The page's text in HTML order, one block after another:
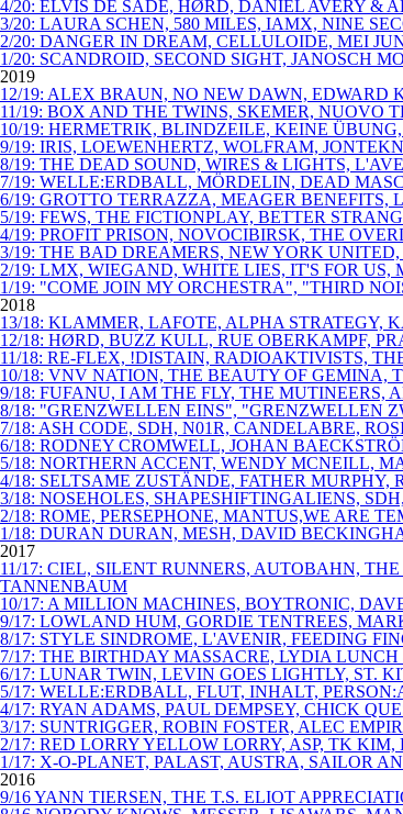
4/20: ELVIS DE SADE, HØRD, DANIEL AVERY &
3/20: LAURA SCHEN, 580 MILES, IAMX, NINE
2/20: DANGER IN DREAM, CELLULOIDE, MEI
1/20: SCANDROID, SECOND SIGHT, JANOSCH
2019
12/19: ALEX BRAUN, NO NEW DAWN, EDWARD
11/19: BOX AND THE TWINS, SKEMER, NUOVO
10/19: HERMETRIK, BLINDZEILE, KEINE
9/19: IRIS, LOEWENHERTZ, WOLFRAM,
8/19: THE DEAD SOUND, WIRES & LIGHTS,
7/19: WELLE:ERDBALL, MÖRDELIN, DEAD
6/19: GROTTO TERRAZZA, MEAGER
5/19: FEWS, THE FICTIONPLAY, BETTER
4/19: PROFIT PRISON, NOVOCIBIRSK, THE
3/19: THE BAD DREAMERS, NEW YORK
2/19: LMX, WIEGAND, WHITE LIES, IT'S FOR
1/19: "COME JOIN MY ORCHESTRA", "THIRD
2018
13/18: KLAMMER, LAFOTE, ALPHA
12/18: HØRD, BUZZ KULL, RUE OBERKAMPF,
11/18: RE-FLEX, !DISTAIN, RADIOAKTIVISTS,
10/18: VNV NATION, THE BEAUTY OF GEMINA,
9/18: FUFANU, I AM THE FLY, THE MUTINEERS,
8/18: "GRENZWELLEN EINS", "GRENZWELLEN
7/18: ASH CODE, SDH, N01R, CANDELABRE,
6/18: RODNEY CROMWELL, JOHAN
5/18: NORTHERN ACCENT, WENDY MCNEILL,
4/18: SELTSAME ZUSTÄNDE, FATHER
3/18: NOSEHOLES, SHAPESHIFTINGALIENS,
2/18: ROME, PERSEPHONE, MANTUS,WE ARE
1/18: DURAN DURAN, MESH, DAVID
2017
11/17: CIEL, SILENT RUNNERS, AUTOBAHN,
TANNENBAUM
10/17: A MILLION MACHINES, BOYTRONIC,
9/17: LOWLAND HUM, GORDIE TENTREES,
8/17: STYLE SINDROME, L'AVENIR, FEEDING
7/17: THE BIRTHDAY MASSACRE, LYDIA
6/17: LUNAR TWIN, LEVIN GOES LIGHTLY, ST.
5/17: WELLE:ERDBALL, FLUT, INHALT,
4/17: RYAN ADAMS, PAUL DEMPSEY, CHICK
3/17: SUNTRIGGER, ROBIN FOSTER, ALEC
2/17: RED LORRY YELLOW LORRY, ASP, TK
1/17: X-O-PLANET, PALAST, AUSTRA, SAILOR
2016
9/16 YANN TIERSEN, THE T.S. ELIOT